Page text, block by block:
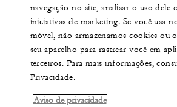
navegação no site, analisar o uso dele
iniciativas de marketing. Se você usa
móvel, não armazenamos cookies ou
seu aparelho para rastrear você em
terceiros. Para mais informações,
Privacidade.
Aviso de privacidade